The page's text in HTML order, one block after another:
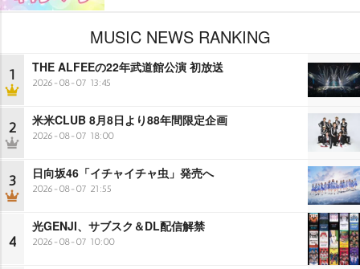
MUSIC NEWS RANKING
1 THE ALFEEの22年武道館公演 初放送
2026-08-07 13:45
2 米米CLUB 8月8日より88年間限定企画
2026-08-07 18:00
3 日向坂46「イチャイチャ虫」発売へ
2026-08-07 21:55
4
光GENJI、サブスク＆DL配信解禁
2026-08-07 10:00